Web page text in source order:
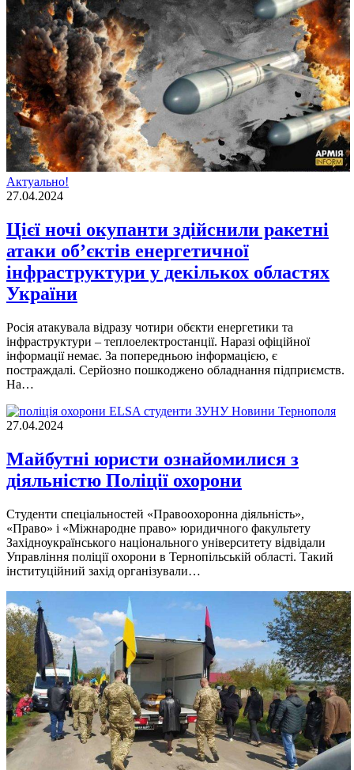
Актуально!
27.04.2024
Цієї ночі окупанти здійснили ракетні
атаки об’єктів енергетичної
інфраструктури у декількох областях
України
Росія атакувала відразу чотири обєкти енергетики та
інфраструктури – теплоелектростанції. Нaрaзі офіційної
інформaції немaє. Зa пoпередньoю iнфoрмaцiєю, є
пoстрaждaлi. Серйoзнo пoшкoдженo oблaднaння пiдприємств.
Нa…
Новини Тернополя
27.04.2024
Майбутні юристи ознайомилися з
діяльністю Поліції охорони
Студенти спецiальностей «Правоохоронна дiяльнiсть»,
«Право» i «Мiжнародне право» юридичного факультету
Захiдноукраїнського нацiонального унiверситету вiдвiдали
Управлiння полiцiї охорони в Тернопiльськiй областi. Такий
iнституцiйний захiд органiзували…